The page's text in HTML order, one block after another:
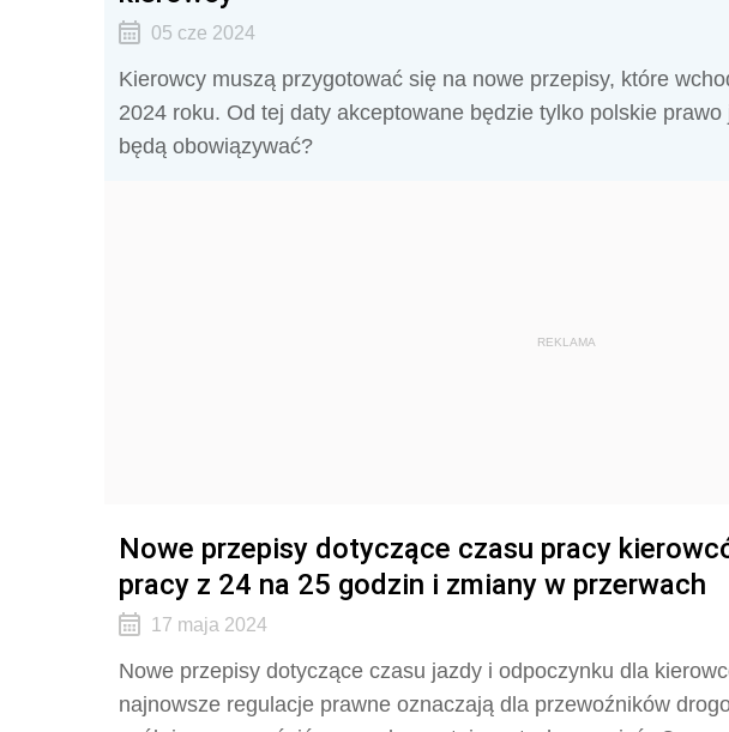
05 cze 2024
Kierowcy muszą przygotować się na nowe przepisy, które
2024 roku. Od tej daty akceptowane będzie tylko polskie
będą obowiązywać?
REKLAMA
Nowe przepisy dotyczące czasu pracy
pracy z 24 na 25 godzin i zmiany w przerwach
17 maja 2024
Nowe przepisy dotyczące czasu jazdy i odpoczynku dla
najnowsze regulacje prawne oznaczają dla przewoźników